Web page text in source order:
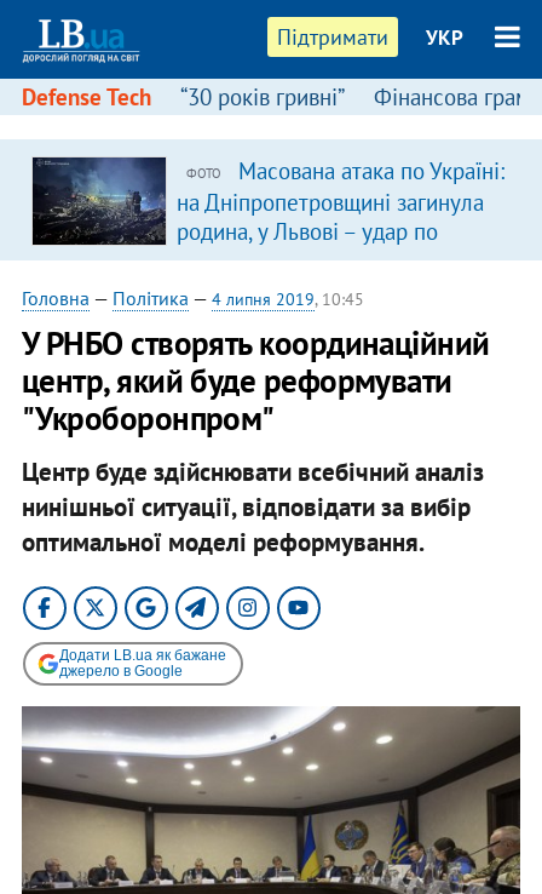
Підтримати УКР
Defense Tech “30 років гривні” Фінансова
ФОТО
Масована атака по Україні:
на Дніпропетровщині загинула
родина, у Львові – удар по
багатоповерхівках
(доповнюється)
Головна — Політика — 4 липня 2019, 10:45
У РНБО створять координаційний
центр, який буде реформувати
"Укроборонпром"
Центр буде здійснювати всебічний аналіз
нинішньої ситуації, відповідати за вибір
оптимальної моделі реформування.
Додати LB.ua як бажане
джерело в Google